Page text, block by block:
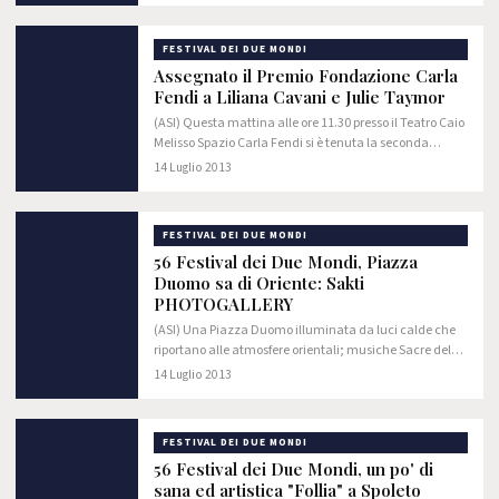
FESTIVAL DEI DUE MONDI
Assegnato il Premio Fondazione Carla
Fendi a Liliana Cavani e Julie Taymor
(ASI) Questa mattina alle ore 11.30 presso il Teatro Caio
Melisso Spazio Carla Fendi si è tenuta la seconda
edizione del Premio Fondazione Carla Fendi.
14 Luglio 2013
FESTIVAL DEI DUE MONDI
56 Festival dei Due Mondi, Piazza
Duomo sa di Oriente: Sakti
PHOTOGALLERY
(ASI) Una Piazza Duomo illuminata da luci calde che
riportano alle atmosfere orientali; musiche Sacre del
Nord dell'Indonesia intonate dalla Supanggah
14 Luglio 2013
FESTIVAL DEI DUE MONDI
56 Festival dei Due Mondi, un po' di
sana ed artistica "Follia" a Spoleto